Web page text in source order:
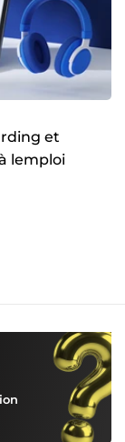
et
lemploi